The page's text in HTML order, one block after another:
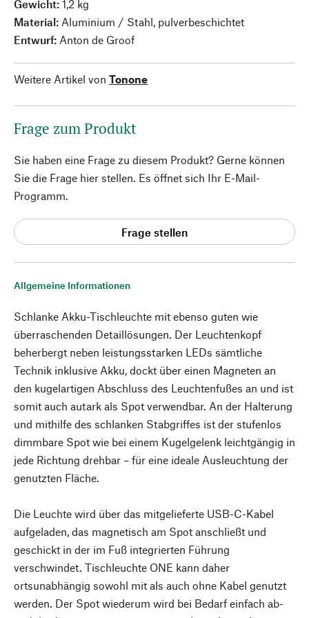
Allgemeine Informationen
Schlanke Akku-Tischleuchte mit ebenso guten wie
überraschenden Detaillösungen. Der Leuchtenkopf
beherbergt neben leistungsstarken LEDs sämtliche
Technik inklusive Akku, dockt über einen Magneten an
den kugelartigen Abschluss des Leuchtenfußes an und ist
somit auch autark als Spot verwendbar. An der Halterung
und mithilfe des schlanken Stabgriffes ist der stufenlos
dimmbare Spot wie bei einem Kugelgelenk leichtgängig in
jede Richtung drehbar – für eine ideale Ausleuchtung der
genutzten Fläche.
Die Leuchte wird über das mitgelieferte USB-C-Kabel
aufgeladen, das magnetisch am Spot anschließt und
geschickt in der im Fuß integrierten Führung
verschwindet. Tischleuchte ONE kann daher
ortsunabhängig sowohl mit als auch ohne Kabel genutzt
werden. Der Spot wiederum wird bei Bedarf einfach ab-
Gewicht: 1,2 kg
Material: Aluminium / Stahl, pulverbeschichtet
Entwurf: Anton de Groof
Weitere Artikel von Tonone
Frage zum Produkt
Sie haben eine Frage zu diesem Produkt? Gerne können
Sie die Frage hier stellen. Es öffnet sich Ihr E-Mail-
Programm.
Frage stellen